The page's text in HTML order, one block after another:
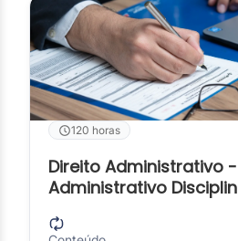
120 horas
Direito Administrativo
Administrativo